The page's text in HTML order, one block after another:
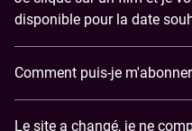
disponible pour la date
Comment puis-je
Le site a changé, je ne